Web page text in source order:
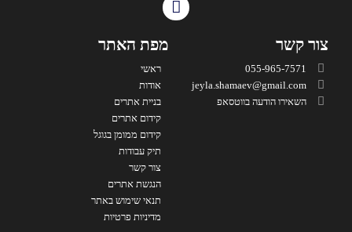
צור קשר
055-965-7571
jeyla.shamaev@gmail.com
השאירו הודעה בווטסאפ
מפת האתר
ראשי
אודות
בניית אתרים
קידום אתרים
קידום ממומן בגוגל
תיק עבודות
צור קשר
הנגשת אתרים
תנאי שימוש באתר
מדיניות פרטיות